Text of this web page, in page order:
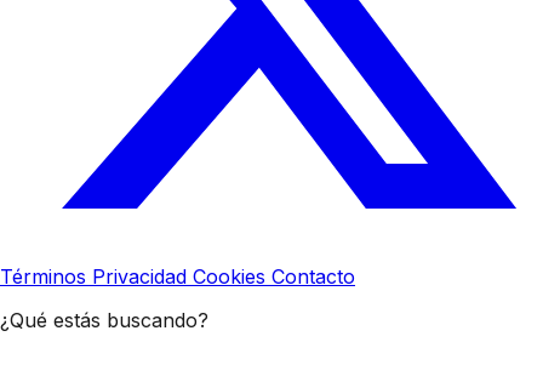
Términos Privacidad Cookies Contacto
¿Qué estás buscando?